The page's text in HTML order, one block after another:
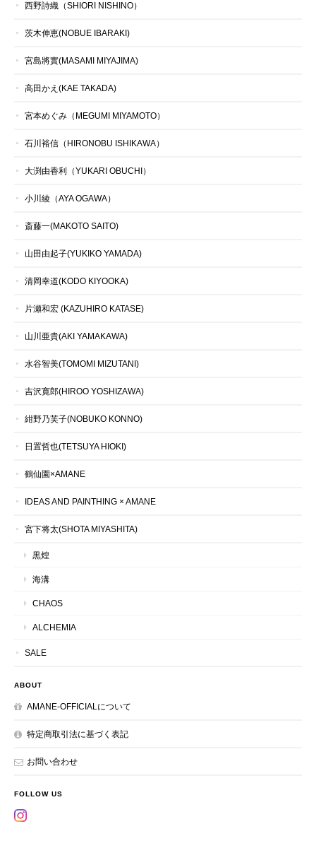
西野詩織（SHIORI NISHINO）
茨木伸恵(NOBUE IBARAKI)
宮島將實(MASAMI MIYAJIMA)
高田かえ(KAE TAKADA)
宮本めぐみ（MEGUMI MIYAMOTO）
石川裕信（HIRONOBU ISHIKAWA）
大渕由香利（YUKARI OBUCHI）
小川綾（AYA OGAWA）
斎藤一(MAKOTO SAITO)
山田由起子(YUKIKO YAMADA)
清岡幸道(KODO KIYOOKA)
片瀬和宏 (KAZUHIRO KATASE)
山川亜貴(AKI YAMAKAWA)
水谷智美(TOMOMI MIZUTANI)
吉沢寛郎(HIROO YOSHIZAWA)
紺野乃芙子(NOBUKO KONNO)
日置哲也(TETSUYA HIOKI)
鶴仙園×AMANE
IDEAS AND PAINTHING × AMANE
宮下将太(SHOTA MIYASHITA)
黒煌
海溝
CHAOS
ALCHEMIA
SALE
ABOUT
AMANE-OFFICIALについて
特定商取引法に基づく表記
お問い合わせ
FOLLOW US